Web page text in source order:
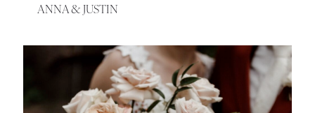
ANNA & JUSTIN